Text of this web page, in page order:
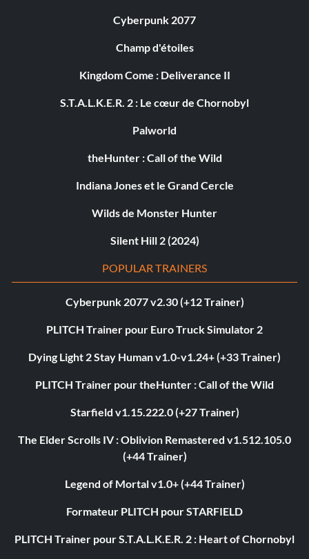
Cyberpunk 2077
Champ d'étoiles
Kingdom Come : Deliverance II
S.T.A.L.K.E.R. 2 : Le cœur de Chornobyl
Palworld
theHunter : Call of the Wild
Indiana Jones et le Grand Cercle
Wilds de Monster Hunter
Silent Hill 2 (2024)
POPULAR TRAINERS
Cyberpunk 2077 v2.30 (+12 Trainer)
PLITCH Trainer pour Euro Truck Simulator 2
Dying Light 2 Stay Human v1.0-v1.24+ (+33 Trainer)
PLITCH Trainer pour theHunter : Call of the Wild
Starfield v1.15.222.0 (+27 Trainer)
The Elder Scrolls IV : Oblivion Remastered v1.512.105.0
(+44 Trainer)
Legend of Mortal v1.0+ (+44 Trainer)
Formateur PLITCH pour STARFIELD
PLITCH Trainer pour S.T.A.L.K.E.R. 2 : Heart of Chornobyl